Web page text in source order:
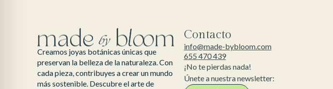
Creamos joyas botánicas únicas que
preservan la belleza de la naturaleza. Con
cada pieza, contribuyes a crear un mundo
más sostenible. Descubre el arte de
Contacto
info@made-bybloom.com
655 470 439
¡No te pierdas nada!
Únete a nuestra newsletter: